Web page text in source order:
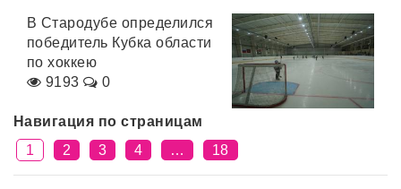
В Стародубе определился
победитель Кубка области
по хоккею
9193
0
Навигация по страницам
1
2 3 4 … 18